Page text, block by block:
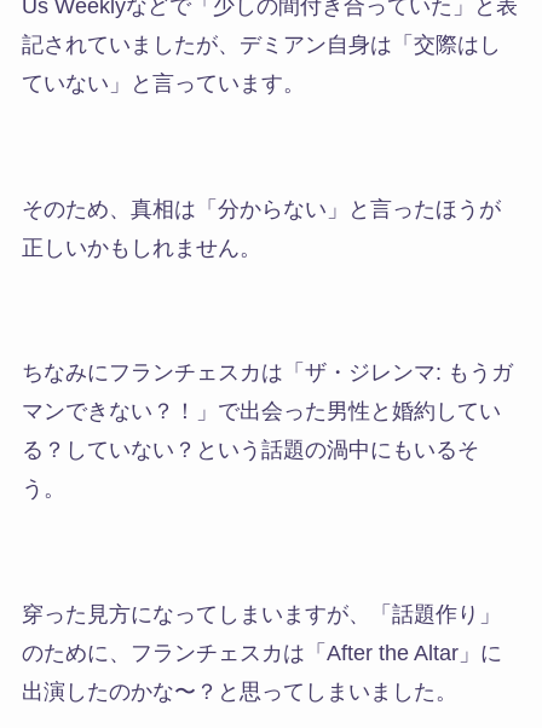
Us Weeklyなどで「少しの間付き合っていた」と表
記されていましたが、デミアン自身は「交際はし
ていない」と言っています。
そのため、真相は「分からない」と言ったほうが
正しいかもしれません。
ちなみにフランチェスカは「ザ・ジレンマ: もうガ
マンできない？！」で出会った男性と婚約してい
る？していない？という話題の渦中にもいるそ
う。
穿った見方になってしまいますが、「話題作り」
のために、フランチェスカは「After the Altar」に
出演したのかな〜？と思ってしまいました。